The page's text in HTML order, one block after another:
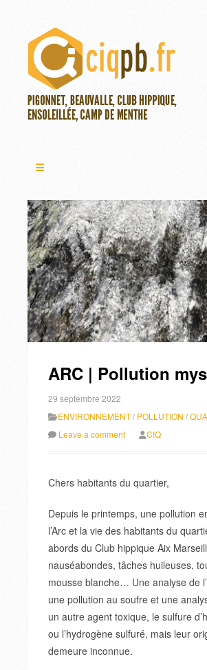
ARC | Pollution
29 septembre 2022
ENVIRONNEMENT/ POLLUTION /
Leave a comment
CIQ
Chers habitants du quartier,
Depuis le printemps, une pollution
l’Arc et la vie des habitants du
abords du Club hippique Aix
nauséabondes, tâches huileuses,
mousse blanche… Une analyse de
une pollution au soufre et une
un autre agent toxique, le sulfure
ou l’hydrogène sulfuré, mais leur
demeure inconnue.